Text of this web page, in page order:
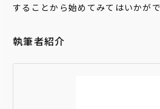
することから始めてみてはいかがで
執筆者紹介